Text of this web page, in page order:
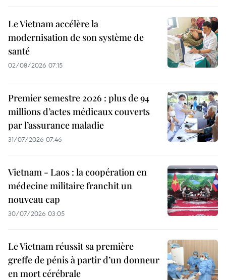
Le Vietnam accélère la
modernisation de son système de
santé
02/08/2026 07:15
Premier semestre 2026 : plus de 94
millions d’actes médicaux couverts
par l’assurance maladie
31/07/2026 07:46
Vietnam - Laos : la coopération en
médecine militaire franchit un
nouveau cap
30/07/2026 03:05
Le Vietnam réussit sa première
greffe de pénis à partir d’un donneur
en mort cérébrale